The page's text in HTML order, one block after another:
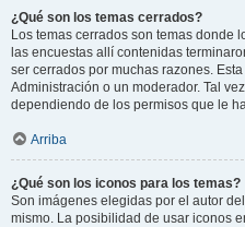
¿Qué son los temas cerrados?
Los temas cerrados son temas donde
las encuestas allí contenidas
ser cerrados por muchas razones.
Administración o un moderador. Tal
dependiendo de los permisos que le
Arriba
¿Qué son los iconos para los temas?
Son imágenes elegidas por el autor
mismo. La posibilidad de usar iconos